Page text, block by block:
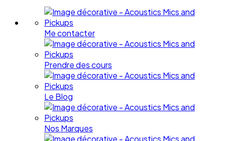
Me contacter
Prendre des cours
Le Blog
Nos Marques